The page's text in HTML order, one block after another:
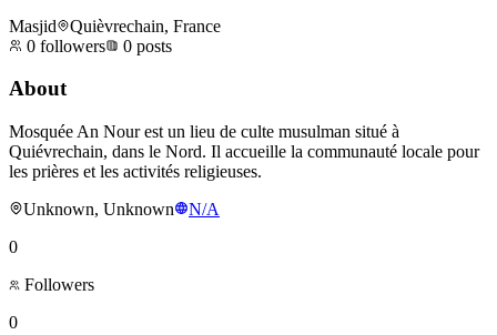
Masjid
Quièvrechain, France
0 followers 0 posts
About
Mosquée An Nour est un lieu de culte musulman situé à
Quiévrechain, dans le Nord. Il accueille la communauté locale pour
les prières et les activités religieuses.
Unknown, Unknown
N/A
0
Followers
0